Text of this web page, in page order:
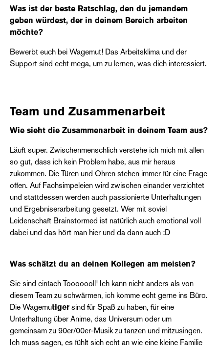
Was ist der beste Ratschlag, den du jemandem
geben würdest, der in deinem Bereich arbeiten
möchte?
Bewerbt euch bei Wagemut! Das Arbeitsklima und der
Support sind echt mega, um zu lernen, was dich interessiert.
Team und Zusammenarbeit
Wie sieht die Zusammenarbeit in deinem Team aus?
Läuft super. Zwischenmenschlich verstehe ich mich mit allen
so gut, dass ich kein Problem habe, aus mir heraus
zukommen. Die Türen und Ohren stehen immer für eine Frage
offen. Auf Fachsimpeleien wird zwischen einander verzichtet
und stattdessen werden auch passionierte Unterhaltungen
und Ergebniserarbeitung gesetzt. Wer mit soviel
Leidenschaft Brainstormed ist natürlich auch emotional voll
dabei und das hört man hier und da dann auch :D
Was schätzt du an deinen Kollegen am meisten?
Sie sind einfach Tooooooll! Ich kann nicht anders als von
diesem Team zu schwärmen, ich komme echt gerne ins Büro.
Die Wagemutiger sind für Spaß zu haben, für eine
Unterhaltung über Anime, das Universum oder um
gemeinsam zu 90er/00er-Musik zu tanzen und mitzusingen.
Ich muss sagen, es fühlt sich echt an wie eine kleine Familie